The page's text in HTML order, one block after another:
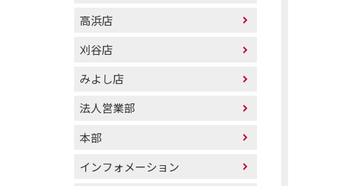
高浜店
刈谷店
みよし店
法人営業部
本部
インフォメーション